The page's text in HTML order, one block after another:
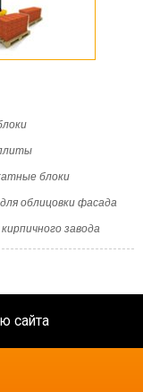
блоки
облицовки фасада
завода
сайта